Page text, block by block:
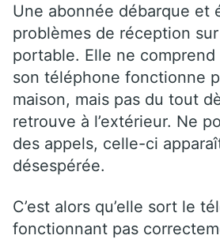
Une abonnée débarque et
problèmes de réception
portable. Elle ne
son téléphone fonctionne
maison, mais pas du tout
retrouve à l’extérieur. Ne
des appels, celle-ci
désespérée.
C’est alors qu’elle sort le
fonctionnant pas